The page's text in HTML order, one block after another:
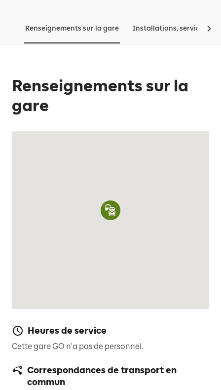
Renseignements sur la gare Installations, services,
Renseignements sur la
gare
Heures de service
Cette gare GO n'a pas de personnel.
Correspondances de transport en
commun